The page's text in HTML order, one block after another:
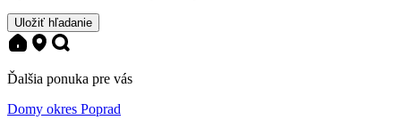
Uložiť hľadanie
Ďalšia ponuka pre vás
Domy okres Poprad